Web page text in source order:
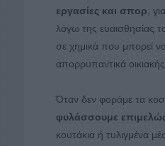
εργασίες και σπορ ,
λόγω της ευαισθησίας
σε χημικά που μπορεί
απορρυπαντικά
Όταν δεν φοράμε τα
φυλάσσουμε
κουτάκια ή τυλιγμένα